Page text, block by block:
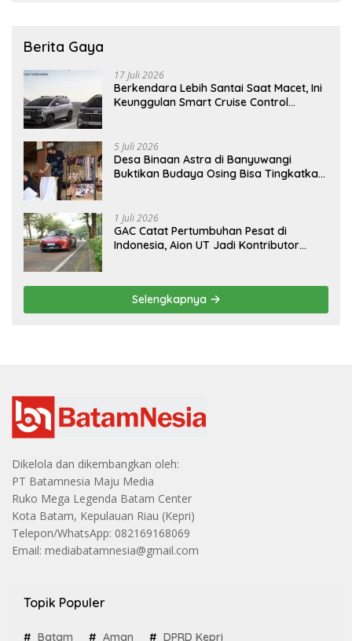
Berita Gaya
17 Juli 2026
Berkendara Lebih Santai Saat Macet, Ini
Keunggulan Smart Cruise Control
5 Juli 2026
Desa Binaan Astra di Banyuwangi
Buktikan Budaya Osing Bisa Tingkatkan
1 Juli 2026
GAC Catat Pertumbuhan Pesat di
Indonesia, Aion UT Jadi Kontributor
Selengkapnya
Dikelola dan dikembangkan oleh:
PT Batamnesia Maju Media
Ruko Mega Legenda Batam Center
Kota Batam, Kepulauan Riau (Kepri)
Telepon/WhatsApp: 082169168069
Email: mediabatamnesia@gmail.com
Topik Populer
Batam Aman DPRD Kepri